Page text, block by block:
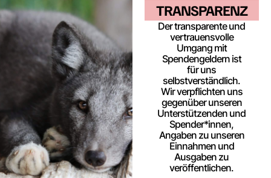
TRANS­PARENZ
Der transparente und
vertrauensvolle
Umgang mit
Spendengeldern ist
für uns
selbstverständlich.
Wir verpflichten uns
gegenüber unseren
Unterstützenden und
Spender*innen,
Angaben zu unseren
Einnahmen und
Ausgaben zu
veröffentlichen.